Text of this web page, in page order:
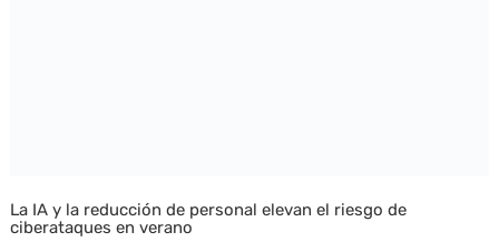
La IA y la reducción de personal elevan el riesgo de
ciberataques en verano